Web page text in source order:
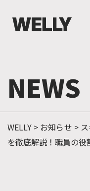
NEWS
WELLY > お知らせ >
を徹底解説！職員の